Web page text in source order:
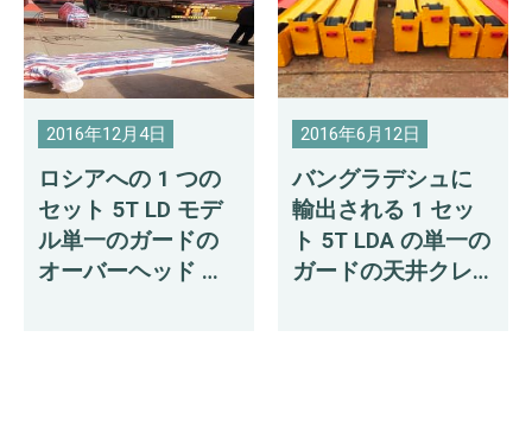
2016年12月4日
ロシアへの 1 つの
セット 5T LD モデ
ル単一のガードの
オーバーヘッド ク
2016年6月12日
バングラデシュに
輸出される 1 セッ
ト 5T LDA の単一の
ガードの天井クレ